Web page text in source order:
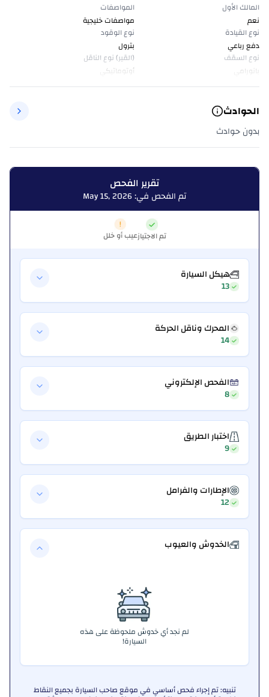
المالك الأول
نعم
المواصفات
مواصفات خليجية
نوع القيادة
دفع رباعي
نوع الوقود
بترول
نوع السقف
بانورامي
(القير) نوع الناقل
أوتوماتيكي
الحوادث
بدون حوادث
تقرير الفحص
تم الفحص في: May 15, 2026
تم الاجتيازعيب أو خلل
هيكل السيارة
13
المحرك وناقل الحركة
14
الفحص الإلكتروني
8
اختبار الطريق
9
الإطارات والفرامل
12
الخدوش والعيوب
لم نجد أي خدوش ملحوظة على هذه
السيارة!
تنبيه: تم إجراء فحص أساسي في موقع صاحب السيارة بجميع النقاط